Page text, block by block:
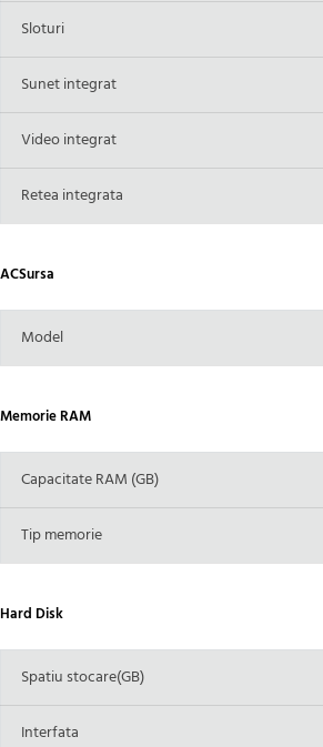
Sloturi
Sunet integrat
Video integrat
Retea integrata
ACSursa
Model
Memorie RAM
Capacitate RAM (GB)
Tip memorie
Hard Disk
Spatiu stocare(GB)
Interfata